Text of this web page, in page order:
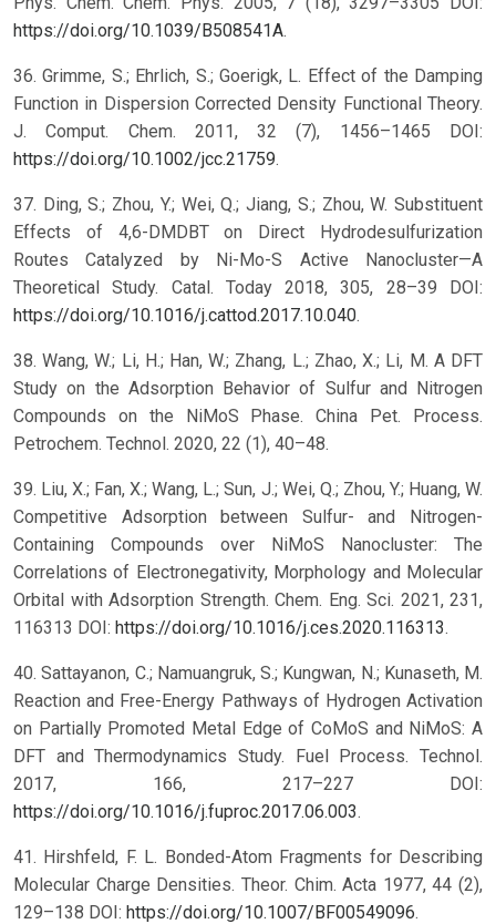
https://doi.org/10.1039/B508541A.
36. Grimme, S.; Ehrlich, S.; Goerigk, L. Effect of the Damping
Function in Dispersion Corrected Density Functional Theory.
J. Comput. Chem. 2011, 32 (7), 1456–1465 DOI:
https://doi.org/10.1002/jcc.21759.
37. Ding, S.; Zhou, Y.; Wei, Q.; Jiang, S.; Zhou, W. Substituent
Effects of 4,6-DMDBT on Direct Hydrodesulfurization
Routes Catalyzed by Ni-Mo-S Active Nanocluster—A
Theoretical Study. Catal. Today 2018, 305, 28–39 DOI:
https://doi.org/10.1016/j.cattod.2017.10.040.
38. Wang, W.; Li, H.; Han, W.; Zhang, L.; Zhao, X.; Li, M. A DFT
Study on the Adsorption Behavior of Sulfur and Nitrogen
Compounds on the NiMoS Phase. China Pet. Process.
Petrochem. Technol. 2020, 22 (1), 40–48.
39. Liu, X.; Fan, X.; Wang, L.; Sun, J.; Wei, Q.; Zhou, Y.; Huang, W.
Competitive Adsorption between Sulfur- and Nitrogen-
Containing Compounds over NiMoS Nanocluster: The
Correlations of Electronegativity, Morphology and Molecular
Orbital with Adsorption Strength. Chem. Eng. Sci. 2021, 231,
116313 DOI: https://doi.org/10.1016/j.ces.2020.116313.
40. Sattayanon, C.; Namuangruk, S.; Kungwan, N.; Kunaseth, M.
Reaction and Free-Energy Pathways of Hydrogen Activation
on Partially Promoted Metal Edge of CoMoS and NiMoS: A
DFT and Thermodynamics Study. Fuel Process. Technol.
2017, 166, 217–227 DOI:
https://doi.org/10.1016/j.fuproc.2017.06.003.
41. Hirshfeld, F. L. Bonded-Atom Fragments for Describing
Molecular Charge Densities. Theor. Chim. Acta 1977, 44 (2),
129–138 DOI: https://doi.org/10.1007/BF00549096.